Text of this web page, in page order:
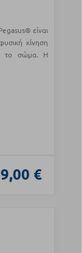
είναι
κίνηση
το σώμα. Η
€